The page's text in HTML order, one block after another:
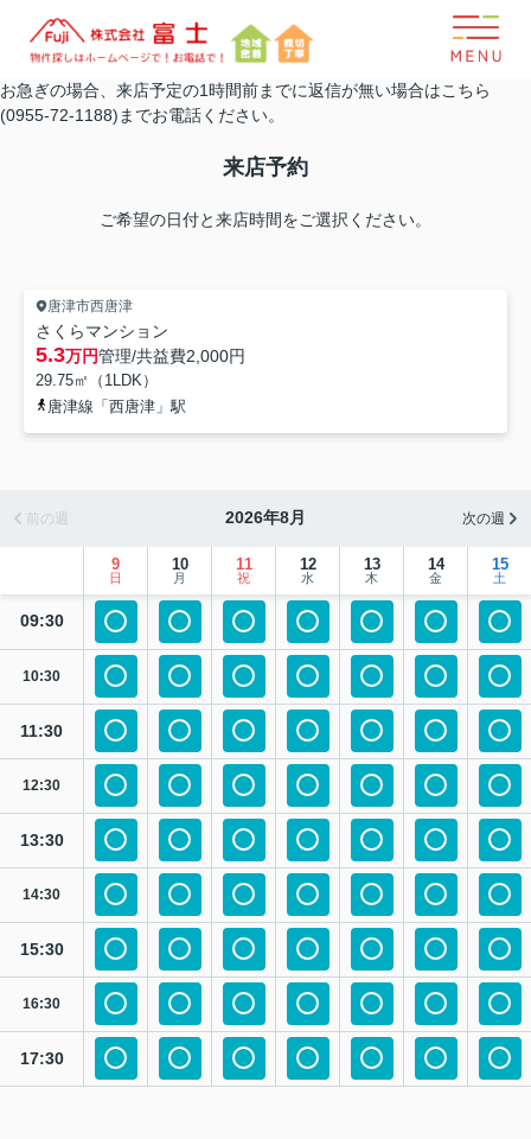
お急ぎの場合、来店予定の1時間前までに返信が無い場合はこちら
(0955-72-1188)までお電話ください。
来店予約
ご希望の日付と来店時間をご選択ください。
唐津市西唐津
さくらマンション
5.3万円管理/共益費2,000円
29.75㎡（1LDK）
唐津線「西唐津」駅
前の週 2026年8月 次の週
9
日
10
月
11
祝
12
水
13
木
14
金
15
土
09:30
10:30
11:30
12:30
13:30
14:30
15:30
16:30
17:30